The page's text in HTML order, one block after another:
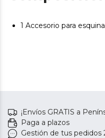
1 Accesorio para
¡Envíos GRATIS a
Paga a plazos
Gestión de tus pedidos